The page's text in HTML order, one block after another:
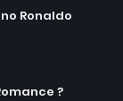
Ronaldo
?